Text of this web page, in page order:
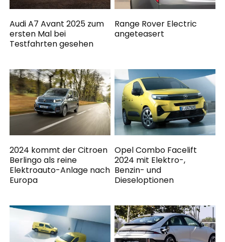
Audi A7 Avant 2025 zum
ersten Mal bei
Testfahrten gesehen
Range Rover Electric
angeteasert
2024 kommt der Citroen
Berlingo als reine
Elektroauto-Anlage nach
Europa
Opel Combo Facelift
2024 mit Elektro-,
Benzin- und
Dieseloptionen